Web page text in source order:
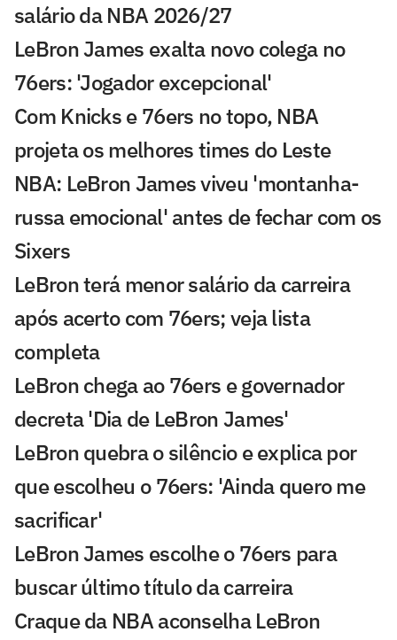
salário da NBA 2026/27
LeBron James exalta novo colega no
76ers: 'Jogador excepcional'
Com Knicks e 76ers no topo, NBA
projeta os melhores times do Leste
NBA: LeBron James viveu 'montanha-
russa emocional' antes de fechar com os
Sixers
LeBron terá menor salário da carreira
após acerto com 76ers; veja lista
completa
LeBron chega ao 76ers e governador
decreta 'Dia de LeBron James'
LeBron quebra o silêncio e explica por
que escolheu o 76ers: 'Ainda quero me
sacrificar'
LeBron James escolhe o 76ers para
buscar último título da carreira
Craque da NBA aconselha LeBron